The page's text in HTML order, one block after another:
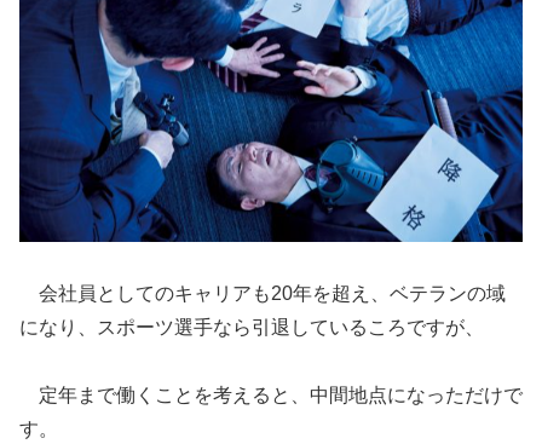
会社員としてのキャリアも20年を超え、ベテランの域
になり、スポーツ選手なら引退しているころですが、
定年まで働くことを考えると、中間地点になっただけで
す。